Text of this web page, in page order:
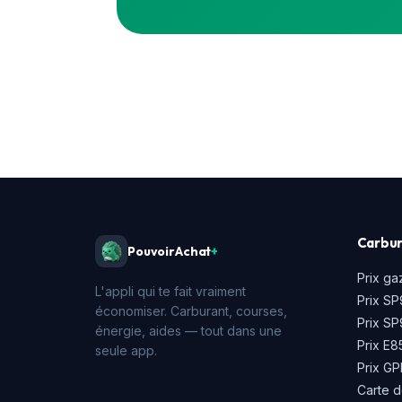
PouvoirAchat+
L'appli qui te fait vraiment
économiser. Carburant, courses,
énergie, aides — tout dans une
seule app.
Prix
Prix
Prix
Prix
Prix
Carte